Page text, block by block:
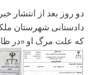
دو روز بعد از انتشار
دادستانی شهرستان
که علت مرگ او «در